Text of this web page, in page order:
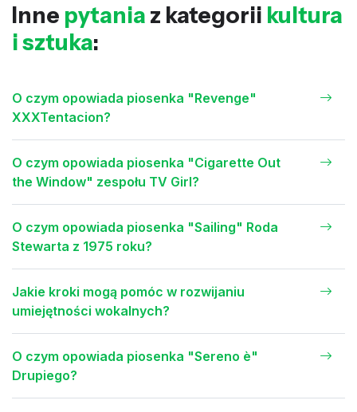
Inne pytania z kategorii kultura
i sztuka:
O czym opowiada piosenka "Revenge"
XXXTentacion?
O czym opowiada piosenka "Cigarette Out
the Window" zespołu TV Girl?
O czym opowiada piosenka "Sailing" Roda
Stewarta z 1975 roku?
Jakie kroki mogą pomóc w rozwijaniu
umiejętności wokalnych?
O czym opowiada piosenka "Sereno è"
Drupiego?